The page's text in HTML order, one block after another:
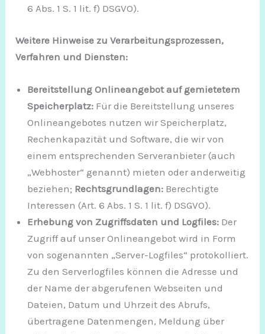
6 Abs. 1 S. 1 lit. f) DSGVO).
Weitere Hinweise zu Verarbeitungsprozessen,
Verfahren und Diensten:
Bereitstellung Onlineangebot auf gemietetem
Speicherplatz: Für die Bereitstellung unseres
Onlineangebotes nutzen wir Speicherplatz,
Rechenkapazität und Software, die wir von
einem entsprechenden Serveranbieter (auch
„Webhoster“ genannt) mieten oder anderweitig
beziehen; Rechtsgrundlagen: Berechtigte
Interessen (Art. 6 Abs. 1 S. 1 lit. f) DSGVO).
Erhebung von Zugriffsdaten und Logfiles: Der
Zugriff auf unser Onlineangebot wird in Form
von sogenannten „Server-Logfiles“ protokolliert.
Zu den Serverlogfiles können die Adresse und
der Name der abgerufenen Webseiten und
Dateien, Datum und Uhrzeit des Abrufs,
übertragene Datenmengen, Meldung über